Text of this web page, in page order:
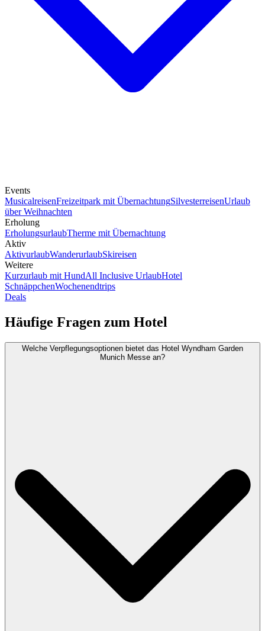
Events
MusicalreisenFreizeitpark mit ÜbernachtungSilvesterreisenUrlaub
über Weihnachten
Erholung
ErholungsurlaubTherme mit Übernachtung
Aktiv
AktivurlaubWanderurlaubSkireisen
Weitere
Kurzurlaub mit HundAll Inclusive UrlaubHotel
SchnäppchenWochenendtrips
Deals
Häufige Fragen zum Hotel
Welche Verpflegungsoptionen bietet das Hotel Wyndham Garden
Munich Messe an?